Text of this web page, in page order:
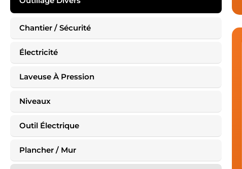
Chauffage Gaz Naturel / Huile / Propane
Chantier / Sécurité
Électricité
Laveuse À Pression
Niveaux
Outil Électrique
Plancher / Mur